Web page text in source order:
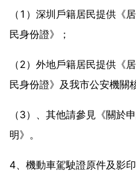
（1）深圳戶籍居民提供《
民身份證》；
（2）外地戶籍居民提供《
民身份證》及我市公安機關
（3）、其他請參見《關於
明》。
4、機動車駕駛證原件及影印